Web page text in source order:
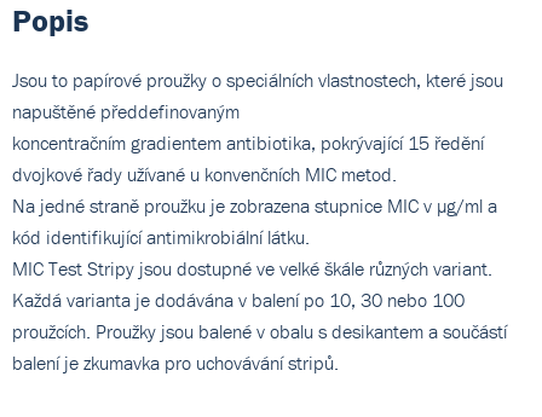
Popis
Jsou to papírové proužky o speciálních vlastnostech, které jsou
napuštěné předdefinovaným
koncentračním gradientem antibiotika, pokrývající 15 ředění
dvojkové řady užívané u konvenčních MIC metod.
Na jedné straně proužku je zobrazena stupnice MIC v µg/ml a
kód identifikující antimikrobiální látku.
MIC Test Stripy jsou dostupné ve velké škále různých variant.
Každá varianta je dodávána v balení po 10, 30 nebo 100
proužcích. Proužky jsou balené v obalu s desikantem a součástí
balení je zkumavka pro uchovávání stripů.